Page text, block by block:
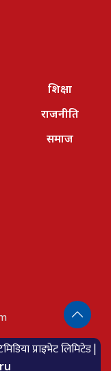
शिक्षा
राजनीति
समाज
प्राइभेट लिमिटेड |